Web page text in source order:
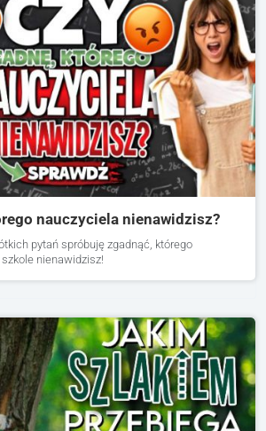
nauczyciela nienawidzisz?
pytań spróbuję zgadnąć, którego
nienawidzisz!